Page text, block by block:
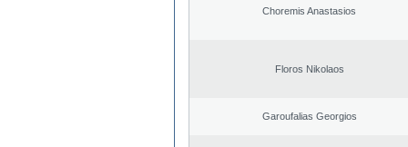
Choremis Anastasios
Floros Nikolaos
Garoufalias Georgios